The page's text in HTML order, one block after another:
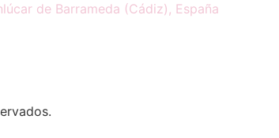
de Barrameda (Cádiz), España